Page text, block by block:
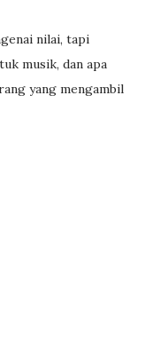
nilai, tapi
musik, dan apa
yang mengambil